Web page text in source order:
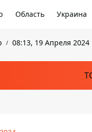
Область Украина
08:13, 19 Апреля 2024